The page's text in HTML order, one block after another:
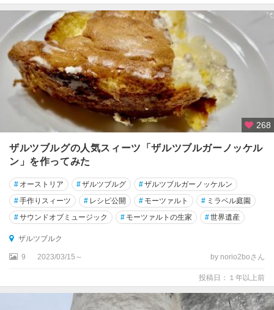
ル
ト
レ
ッ
ヒ
ッ
テ
ァ
ッ
ハ
ウ
渓
周
268
ザルツブルグの人気スィーツ「ザルツブルガーノッケル
ン」を作ってみた
# オーストリア #ザルツブルグ #ザルツブルガーノッケルン
#手作りスィーツ # レシピ公開 # モーツァルト # ミラベル庭園
#サウンドオブミュージック # モーツァルトの生家 #世界遺産
ザルツブルク
9 2023/03/15～ by norio2boさん
投稿日：１年以上前